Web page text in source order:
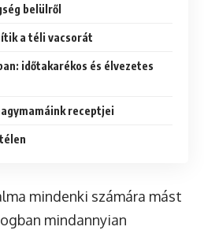
belülről
a téli vacsorát
időtakarékos és élvezetes
receptjei
mindenki számára mást
mindannyian